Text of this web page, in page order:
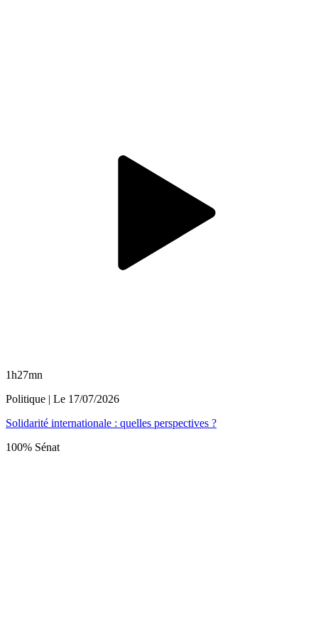
1h27mn
Politique | Le 17/07/2026
Solidarité internationale : quelles perspectives ?
100% Sénat